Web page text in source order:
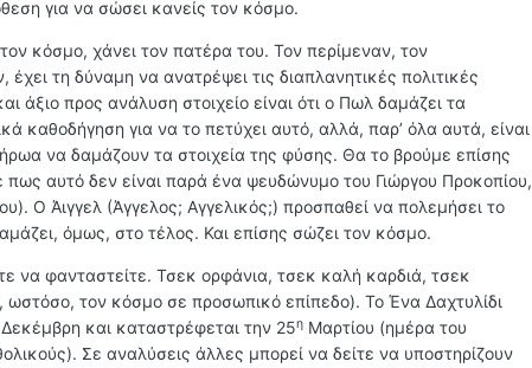
για να σώσει κανείς τον κόσμο.
κόσμο, χάνει τον πατέρα του. Τον περίμεναν, τον
τη δύναμη να ανατρέψει τις διαπλανητικές πολιτικές
άξιο προς ανάλυση στοιχείο είναι ότι ο Πωλ δαμάζει τα
καθοδήγηση για να το πετύχει αυτό, αλλά, παρ’ όλα αυτά, είναι
να δαμάζουν τα στοιχεία της φύσης. Θα το βρούμε επίσης
πως αυτό δεν είναι παρά ένα ψευδώνυμο του Γιώργου Προκοπίου,
Ο Άιγγελ (Άγγελος; Αγγελικός;) προσπαθεί να πολεμήσει το
όμως, στο τέλος. Και επίσης σώζει τον κόσμο.
να φανταστείτε. Τσεκ ορφάνια, τσεκ καλή καρδιά, τσεκ
τον κόσμο σε προσωπικό επίπεδο). Το Ένα Δαχτυλίδι
Δεκέμβρη και καταστρέφεται την 25η Μαρτίου (ημέρα του
Σε αναλύσεις άλλες μπορεί να δείτε να υποστηρίζουν